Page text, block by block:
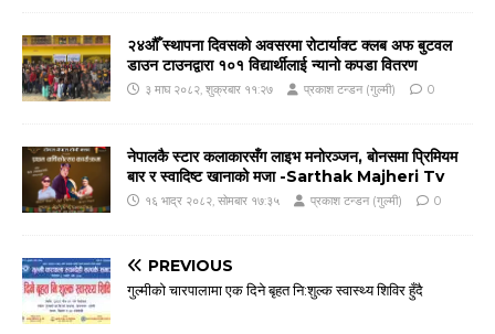
२४औँ स्थापना दिवसको अवसरमा रोटार्याक्ट क्लब अफ बुटवल
डाउन टाउनद्वारा १०१ विद्यार्थीलाई न्यानो कपडा वितरण
३ माघ २०८२, शुक्रबार ११:२७ प्रकाश टन्डन (गुल्मी) 0
नेपालकै स्टार कलाकारसँग लाइभ मनोरञ्जन, बोनसमा प्रिमियम
बार र स्वादिष्ट खानाको मजा -Sarthak Majheri Tv
१६ भाद्र २०८२, सोमबार १७:३५ प्रकाश टन्डन (गुल्मी) 0
PREVIOUS
गुल्मीको चारपालामा एक दिने बृहत नि:शुल्क स्वास्थ्य शिविर हुँदै